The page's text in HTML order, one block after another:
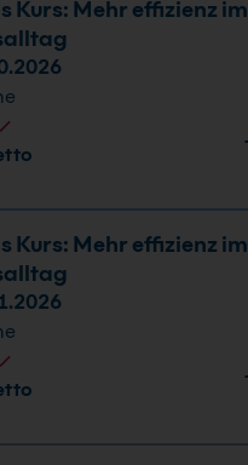
Kurs: Mehr effizienz im
Kurs: Mehr effizienz im